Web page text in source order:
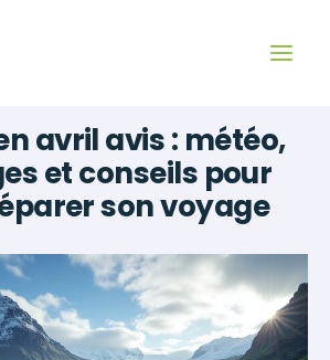
avril avis : météo,
et conseils pour
son voyage